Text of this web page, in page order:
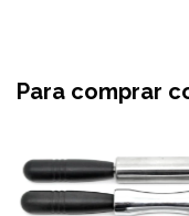
Para comprar